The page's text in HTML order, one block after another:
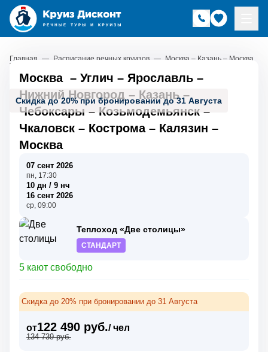
Главная — Расписание речных круизов — Москва – Казань – Москва
Скидка до 20% при бронировании до 31 Августа
Москва – Углич – Ярославль –
Нижний Новгород – Казань–
Чебоксары – Козьмодемьянск –
Чкаловск – Кострома– Калязин –
Москва
07 сент 2026
пн, 17:30
10 дн / 9 нч
16 сент 2026
ср, 09:00
Теплоход «Две столицы»
СТАНДАРТ
5 кают свободно
Скидка до 20% при бронировании до 31 Августа
от122 490 руб./ чел
134 739 руб.